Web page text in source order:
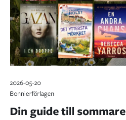
2026-05-20
Bonnierförlagen
Din guide till